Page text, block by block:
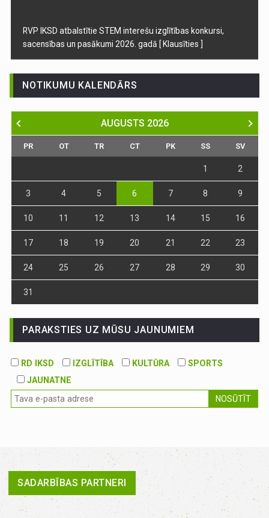
RVP IKSD atbalstītie STEM interešu izglītības konkursi,
sacensības un pasākumi 2026. gadā [ Klausīties ]
NOTIKUMU KALENDĀRS
AUGUSTS 2026
PR OT TR CT PK SS SV
1 2
3 4 5 6 7 8 9
10 11 12 13 14 15 16
17 18 19 20 21 22 23
24 25 26 27 28 29 30
31
PARAKSTIES UZ MŪSU JAUNUMIEM
RD IKSD IZGLĪTĪBA KULTŪRA
SPORTS
JAUNATNE
NOSŪTĪT
SADARBĪBAS PARTNERI